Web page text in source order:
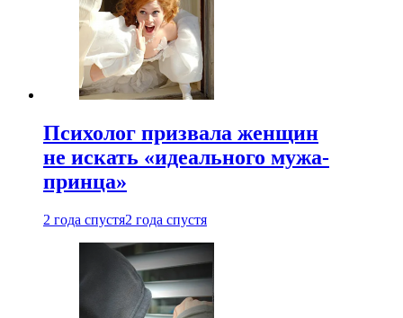
Психолог призвала женщин
не искать «идеального мужа-
принца»
2 года спустя2 года спустя